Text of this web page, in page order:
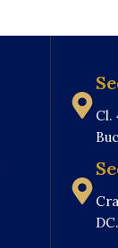
Cl.
DC.